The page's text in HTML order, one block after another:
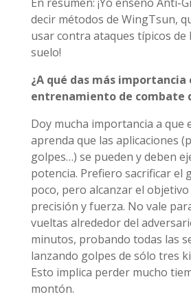
decir métodos de WingTsun,
usar contra ataques típicos de
suelo!
¿A qué das más importancia
entrenamiento de combate
Doy mucha importancia a que
aprenda que las aplicaciones
golpes…) se pueden y deben
potencia. Prefiero sacrificar el
poco, pero alcanzar el
precisión y fuerza. No vale
vueltas alrededor del
minutos, probando todas las
lanzando golpes de sólo tres
Esto implica perder mucho
montón.